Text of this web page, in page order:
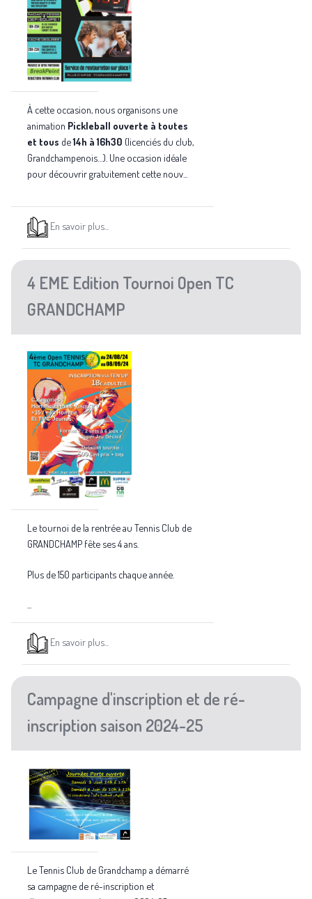
À cette occasion, nous organisons une
animation Pickleball ouverte à toutes
et tous de14h à 16h30 (licenciés du club,
Grandchampenois…). Une occasion idéale
pour découvrir gratuitement cette nouv...
En savoir plus...
4 EME Edition Tournoi Open TC
GRANDCHAMP
Le tournoi de la rentrée au Tennis Club de
GRANDCHAMP fête ses 4 ans.
Plus de 150 participants chaque année.
En savoir plus...
Campagne d'inscription et de ré-
inscription saison 2024-25
Le Tennis Club de Grandchamp a démarré
sa campagne de ré-inscription et